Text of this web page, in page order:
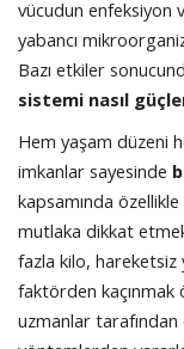
vücudun enfeksiyon
yabancı
Bazı etkiler
sistemi nasıl
Hem yaşam düzeni
imkanlar sayesinde
kapsamında
mutlaka dikkat
fazla kilo,
faktörden kaçınmak
uzmanlar tarafından